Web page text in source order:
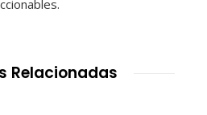
Relacionadas